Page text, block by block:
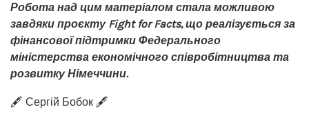
Робота над цим матеріалом стала можливою
завдяки проєкту Fight for Facts, що реалізується за
фінансової підтримки Федерального
міністерства економічного співробітництва та
розвитку Німеччини.
🖋️ Сергій Бобок 🖋️